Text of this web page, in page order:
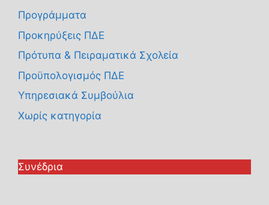
Προγράμματα
Προκηρύξεις ΠΔΕ
Πρότυπα & Πειραματικά Σχολεία
Προϋπολογισμός ΠΔΕ
Υπηρεσιακά Συμβούλια
Χωρίς κατηγορία
Συνέδρια